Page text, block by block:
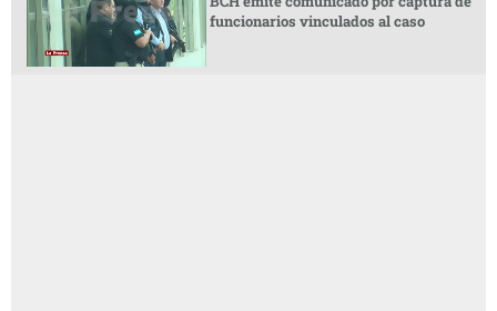
funcionarios vinculados al caso